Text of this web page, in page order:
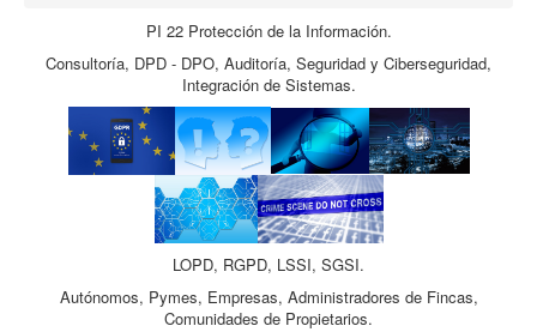
PI 22 Protección de la Información.
Consultoría, DPD - DPO, Auditoría, Seguridad y Ciberseguridad,
Integración de Sistemas.
LOPD, RGPD, LSSI, SGSI.
Autónomos, Pymes, Empresas, Administradores de Fincas,
Comunidades de Propietarios.